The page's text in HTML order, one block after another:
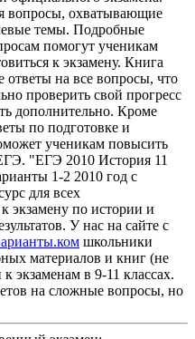
вопросы, охватывающие
темы. Подробные
помогут ученикам
к экзамену. Книга
ответы на все вопросы, что
проверить свой прогресс
дополнительно. Кроме
по подготовке и
ученикам повысить
"ЕГЭ 2010 История 11
1-2 2010 год с
для всех
экзамену по истории и
У нас на сайте с
школьники
материалов и книг (не
экзаменам в 9-11 классах.
на сложные вопросы, но